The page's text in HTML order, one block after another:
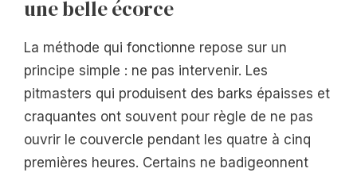
une belle écorce
La méthode qui fonctionne repose sur un
principe simple : ne pas intervenir. Les
pitmasters qui produisent des barks épaisses et
craquantes ont souvent pour règle de ne pas
ouvrir le couvercle pendant les quatre à cinq
premières heures. Certains ne badigeonnent